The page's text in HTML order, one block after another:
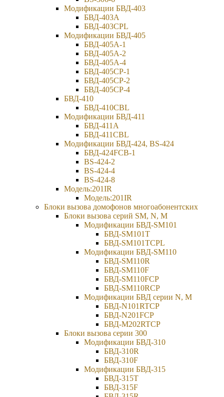
Модификации БВД-403
БВД-403A
БВД-403CPL
Модификации БВД-405
БВД-405А-1
БВД-405А-2
БВД-405А-4
БВД-405CP-1
БВД-405CP-2
БВД-405CP-4
БВД-410
БВД-410CBL
Модификации БВД-411
БВД-411A
БВД-411CBL
Модификации БВД-424, BS-424
БВД-424FCB-1
BS-424-2
BS-424-4
BS-424-8
Модель:201IR
Модель:201IR
Блоки вызова домофонов многоабонентских
Блоки вызова серий SM, N, M
Модификации БВД-SM101
БВД-SM101T
БВД-SM101TCPL
Модификации БВД-SM110
БВД-SM110R
БВД-SM110F
БВД-SM110FCP
БВД-SM110RCP
Модификации БВД серии N, M
БВД-N101RTCP
БВД-N201FCP
БВД-М202RTCP
Блоки вызова серии 300
Модификации БВД-310
БВД-310R
БВД-310F
Модификации БВД-315
БВД-315Т
БВД-315F